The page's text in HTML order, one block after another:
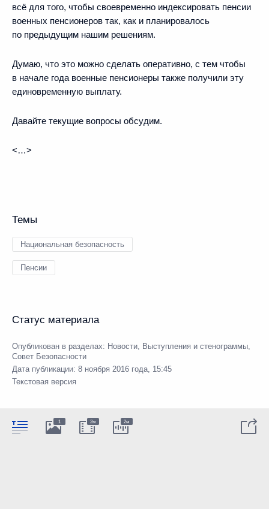
всё для того, чтобы своевременно индексировать пенсии
военных пенсионеров так, как и планировалось
по предыдущим нашим решениям.
Думаю, что это можно сделать оперативно, с тем чтобы
в начале года военные пенсионеры также получили эту
единовременную выплату.
Давайте текущие вопросы обсудим.
<…>
Темы
Национальная безопасность
Пенсии
Статус материала
Опубликован в разделах: Новости Выступления и стенограммы
Совет Безопасности
Дата публикации: 8 ноября 2016 года, 15:45
Текстовая версия
1 2м 2м